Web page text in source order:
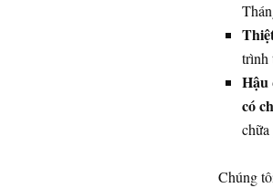
trình
Hậu
có
Chúng